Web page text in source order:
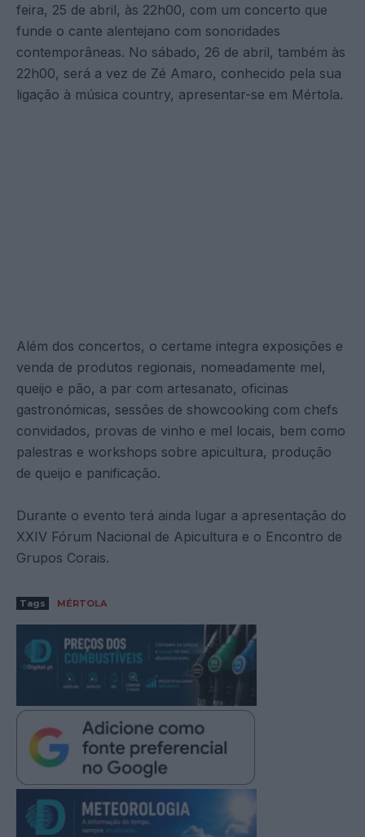
feira, 25 de abril, às 22h00, com um concerto que
funde o cante alentejano com sonoridades
contemporâneas. No sábado, 26 de abril, também às
22h00, será a vez de Zé Amaro, conhecido pela sua
ligação à música country, apresentar-se em Mértola.
Além dos concertos, o certame integra exposições e
venda de produtos regionais, nomeadamente mel,
queijo e pão, a par com artesanato, oficinas
gastronómicas, sessões de showcooking com chefs
convidados, provas de vinho e mel locais, bem como
palestras e workshops sobre apicultura, produção
de queijo e panificação.
Durante o evento terá ainda lugar a apresentação do
XXIV Fórum Nacional de Apicultura e o Encontro de
Grupos Corais.
Tags MÉRTOLA